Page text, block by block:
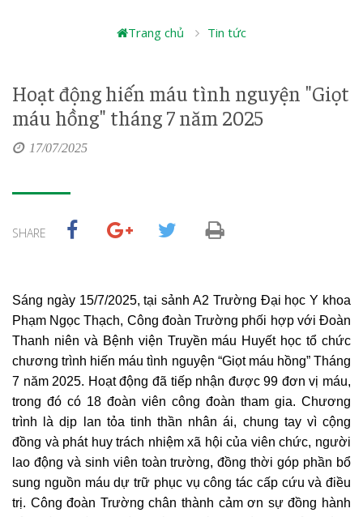
Trang chủ Tin tức
Hoạt động hiến máu tình nguyện "Giọt
máu hồng" tháng 7 năm 2025
17/07/2025
SHARE
Sáng ngày 15/7/2025, tại sảnh A2 Trường Đại học Y khoa
Phạm Ngọc Thạch, Công đoàn Trường phối hợp với Đoàn
Thanh niên và Bệnh viện Truyền máu Huyết học tổ chức
chương trình hiến máu tình nguyện “Giọt máu hồng” Tháng
7 năm 2025. Hoạt động đã tiếp nhận được 99 đơn vị máu,
trong đó có 18 đoàn viên công đoàn tham gia. Chương
trình là dịp lan tỏa tinh thần nhân ái, chung tay vì cộng
đồng và phát huy trách nhiệm xã hội của viên chức, người
lao động và sinh viên toàn trường, đồng thời góp phần bổ
sung nguồn máu dự trữ phục vụ công tác cấp cứu và điều
trị. Công đoàn Trường chân thành cảm ơn sự đồng hành